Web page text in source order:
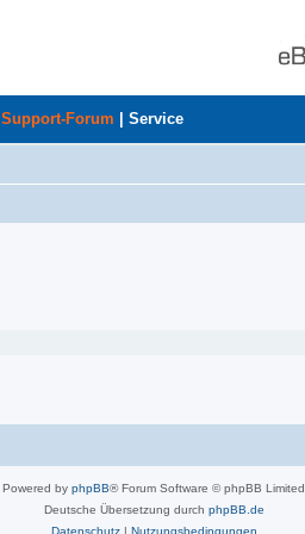
Support-Forum Service
Powered by phpBB® Forum Software © phpBB Limited
Deutsche Übersetzung durch phpBB.de
Datenschutz| Nutzungsbedingungen